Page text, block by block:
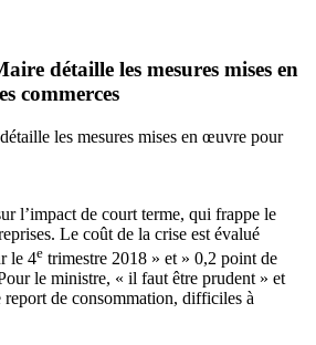
détaille les mesures mises en
commerces
les mesures mises en œuvre pour
l’impact de court terme, qui frappe le
Le coût de la crise est évalué
le 4e trimestre 2018 » et » 0,2 point de
le ministre, « il faut être prudent » et
report de consommation, difficiles à